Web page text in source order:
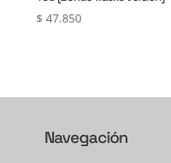
$ 47.850
Navegación